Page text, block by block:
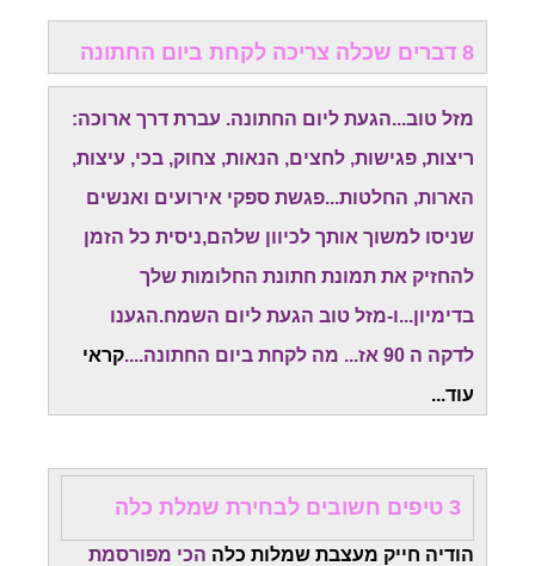
8 דברים שכלה צריכה לקחת ביום החתונה
מזל טוב...הגעת ליום החתונה. עברת דרך ארוכה:
ריצות, פגישות, לחצים, הנאות, צחוק, בכי, עיצות,
הארות, החלטות...פגשת ספקי אירועים ואנשים
שניסו למשוך אותך לכיוון שלהם,ניסית כל הזמן
להחזיק את תמונת חתונת החלומות שלך
בדימיון...ו-מזל טוב הגעת ליום השמח.הגענו
לדקה ה 90 אז... מה לקחת ביום החתונה....
קראי
עוד...
3 טיפים חשובים לבחירת שמלת כלה
הודיה חייק מעצבת שמלות כלה הכי מפורסמת